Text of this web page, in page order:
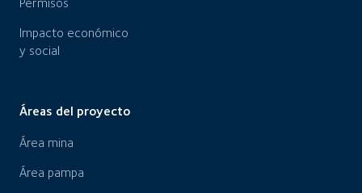
Impacto económico
y social
Áreas del proyecto
Área mina
Área pampa